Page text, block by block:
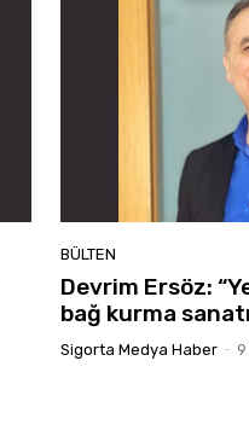
BÜLTEN
Devrim Ersöz:
bağ kurma
Sigorta Medya Haber -